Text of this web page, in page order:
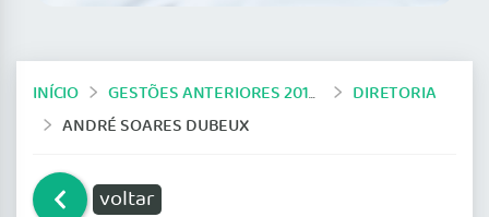
INÍCIO GESTÕES ANTERIORES 2019-2024
DIRETORIA
ANDRÉ SOARES DUBEUX
voltar